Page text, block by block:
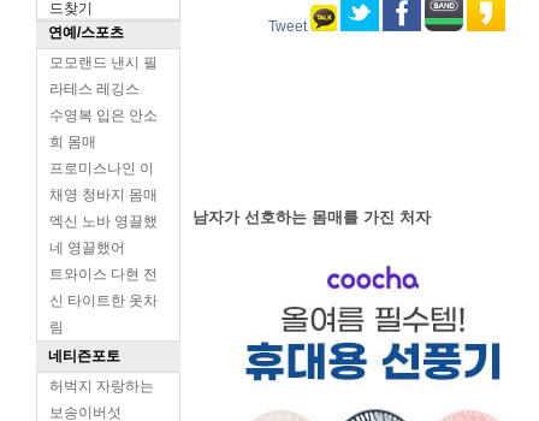
드찾기
연예/스포츠
모모랜드 낸시 필
라테스 레깅스
수영복 입은 안소
희 몸매
프로미스나인 이
채영 청바지 몸매
엑신 노바 영끌했
네 영끌했어
트와이스 다현 전
신 타이트한 옷차
림
네티즌포토
허벅지 자랑하는
보송이버섯
Tweet
남자가 선호하는 몸매를 가진 처자